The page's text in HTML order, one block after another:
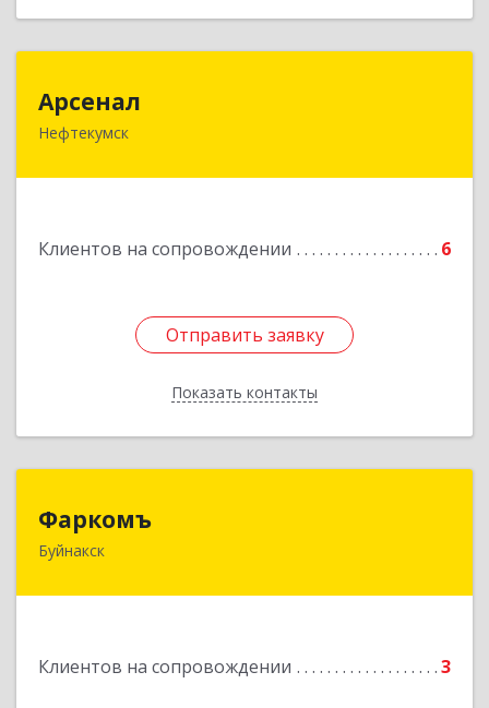
Арсенал
Нефтекумск
Клиентов на сопровождении 6
Отправить заявку
Показать контакты
Отправить заявку
Назад
Фаркомъ
Буйнакск
Клиентов на сопровождении 3